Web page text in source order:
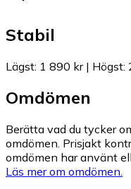
Stabil
Lägst: 1 890 kr| Högst:
Omdömen
Berätta vad du tycker
omdömen. Prisjakt
omdömen har använt
Läs mer om omdömen.